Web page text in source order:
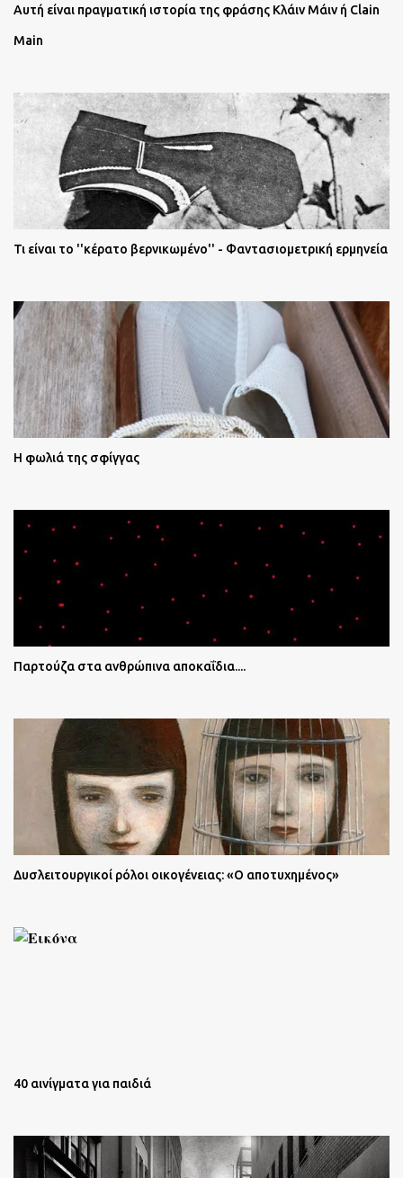
Αυτή είναι πραγματική ιστορία της φράσης Κλάιν Μάιν ή Clain
Main
Τι είναι το ''κέρατο βερνικωμένο'' - Φαντασιομετρική ερμηνεία
Η φωλιά της σφίγγας
Παρτούζα στα ανθρώπινα αποκαΐδια....
Δυσλειτουργικοί ρόλοι οικογένειας: «Ο αποτυχημένος»
40 αινίγματα για παιδιά